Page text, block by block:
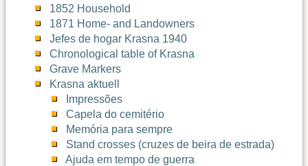
1852 Household
1871 Home- and Landowners
Jefes de hogar Krasna 1940
Chronological table of Krasna
Grave Markers
Krasna aktuell
Impressões
Capela do cemitério
Memória para sempre
Stand crosses (cruzes de beira de estrada)
Ajuda em tempo de guerra